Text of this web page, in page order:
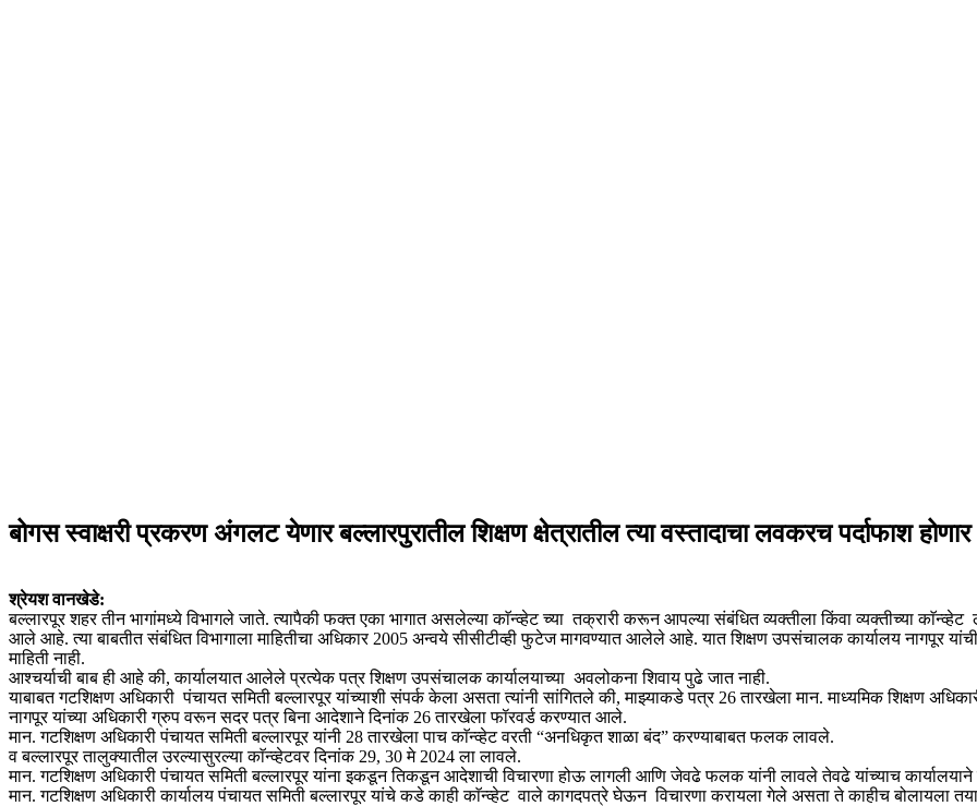
बोगस स्वाक्षरी प्रकरण अंगलट येणार बल्लारपुरातील शिक्षण क्षेत्रातील त्या वस्तादाचा लवकरच पर्दाफाश होणार
श्रेयश वानखेडे:
बल्लारपूर शहर तीन भागांमध्ये विभागले जाते. त्यापैकी फक्त एका भागात असलेल्या काॅन्व्हेट च्या तक्रारी करून आपल्या संबंधित व्यक्तीला किंवा व्यक्तीच्या
आले आहे. त्या बाबतीत संबंधित विभागाला माहितीचा अधिकार 2005 अन्वये सीसीटीव्ही फुटेज मागवण्यात आलेले आहे. यात शिक्षण उपसंचालक कार्यालय नागपूर
माहिती नाही.
आश्चर्याची बाब ही आहे की, कार्यालयात आलेले प्रत्येक पत्र शिक्षण उपसंचालक कार्यालयाच्या अवलोकना शिवाय पुढे जात नाही.
याबाबत गटशिक्षण अधिकारी पंचायत समिती बल्लारपूर यांच्याशी संपर्क केला असता त्यांनी सांगितले की, माझ्याकडे पत्र 26 तारखेला मान. माध्यमिक शिक्षण
नागपूर यांच्या अधिकारी ग्रुप वरून सदर पत्र बिना आदेशाने दिनांक 26 तारखेला फॉरवर्ड करण्यात आले.
मान. गटशिक्षण अधिकारी पंचायत समिती बल्लारपूर यांनी 28 तारखेला पाच काॅन्व्हेट वरती “अनधिकृत शाळा बंद” करण्याबाबत फलक लावले.
व बल्लारपूर तालुक्यातील उरल्यासुरल्या काॅन्व्हेटवर दिनांक 29, 30 मे 2024 ला लावले.
मान. गटशिक्षण अधिकारी पंचायत समिती बल्लारपूर यांना इकडून तिकडून आदेशाची विचारणा होऊ लागली आणि जेवढे फलक यांनी लावले तेवढे यांच्याच
मान. गटशिक्षण अधिकारी कार्यालय पंचायत समिती बल्लारपूर यांचे कडे काही काॅन्व्हेट वाले कागदपत्रे घेऊन विचारणा करायला गेले असता ते काहीच बोलायला